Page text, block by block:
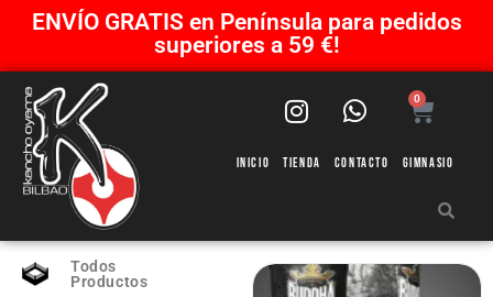
ENVÍO GRATIS en Península para pedidos
superiores a 59 €!
0
Inicio Tienda Contacto Gimnasio
Todos
Productos